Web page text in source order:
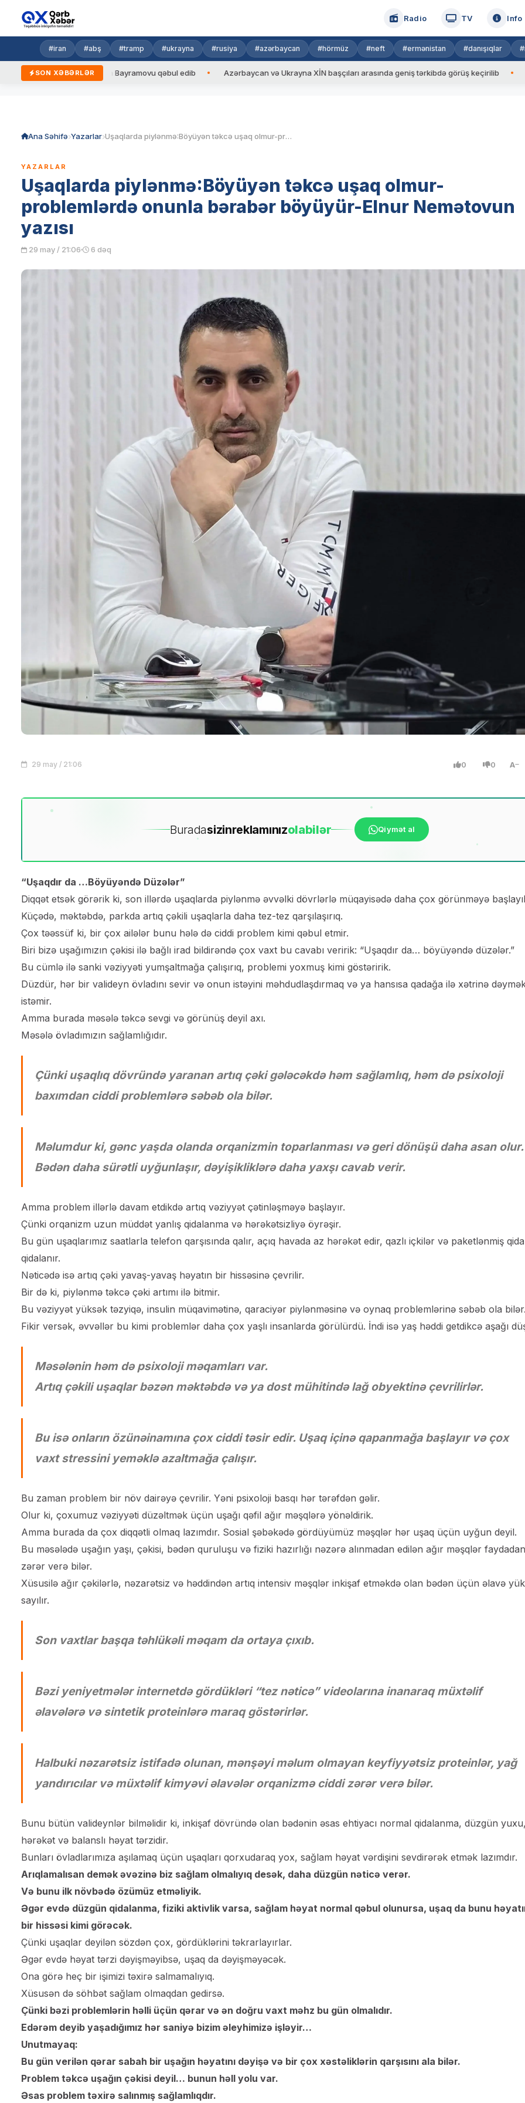
Radio TV Info
#iran #abş #tramp #ukrayna #rusiya #azərbaycan #hörmüz #neft #ermənistan #danışıqlar
SON XƏBƏRLƏR
Ceyhun Bayramovu qəbul edib Azərbaycan və Ukrayna XİN başçıları arasında geniş tərkibdə görüş keçirilib Vladimir Putin
Ana Səhifə Yazarlar Uşaqlarda piylənmə:Böyüyən təkcə uşaq olmur-problemlərdə onunla bərabər böyüyür-Elnur Nemətovun yazısı
YAZARLAR
Uşaqlarda piylənmə:Böyüyən təkcə uşaq olmur-
problemlərdə onunla bərabər böyüyür-Elnur Nemətovun
yazısı
29 may / 21:06 6 dəq
29 may / 21:06 0 0 A
Buradasizinreklamınızolabilər Qiymət al
“Uşaqdır da …Böyüyəndə Düzələr”
Diqqət etsək görərik ki, son illərdə uşaqlarda piylənmə əvvəlki dövrlərlə müqayisədə daha çox görünməyə
Küçədə, məktəbdə, parkda artıq çəkili uşaqlarla daha tez-tez qarşılaşırıq.
Çox təəssüf ki, bir çox ailələr bunu hələ də ciddi problem kimi qəbul etmir.
Biri bizə uşağımızın çəkisi ilə bağlı irad bildirəndə çox vaxt bu cavabı veririk: “Uşaqdır da… böyüyəndə düzələr.”
Bu cümlə ilə sanki vəziyyəti yumşaltmağa çalışırıq, problemi yoxmuş kimi göstəririk.
Düzdür, hər bir valideyn övladını sevir və onun istəyini məhdudlaşdırmaq və ya hansısa qadağa ilə xətrinə
istəmir.
Amma burada məsələ təkcə sevgi və görünüş deyil axı.
Məsələ övladımızın sağlamlığıdır.
Çünki uşaqlıq dövründə yaranan artıq çəki gələcəkdə həm sağlamlıq, həm də psixoloji
baxımdan ciddi problemlərə səbəb ola bilər.
Məlumdur ki, gənc yaşda olanda orqanizmin toparlanması və geri dönüşü daha asan olur.
Bədən daha sürətli uyğunlaşır, dəyişikliklərə daha yaxşı cavab verir.
Amma problem illərlə davam etdikdə artıq vəziyyət çətinləşməyə başlayır.
Çünki orqanizm uzun müddət yanlış qidalanma və hərəkətsizliyə öyrəşir.
Bu gün uşaqlarımız saatlarla telefon qarşısında qalır, açıq havada az hərəkət edir, qazlı içkilər və paketlənmiş
qidalanır.
Nəticədə isə artıq çəki yavaş-yavaş həyatın bir hissəsinə çevrilir.
Bir də ki, piylənmə təkcə çəki artımı ilə bitmir.
Bu vəziyyət yüksək təzyiqə, insulin müqavimətinə, qaraciyər piylənməsinə və oynaq problemlərinə səbəb ola bilər.
Fikir versək, əvvəllər bu kimi problemlər daha çox yaşlı insanlarda görülürdü. İndi isə yaş həddi getdikcə aşağı
Məsələnin həm də psixoloji məqamları var.
Artıq çəkili uşaqlar bəzən məktəbdə və ya dost mühitində lağ obyektinə çevrilirlər.
Bu isə onların özünəinamına çox ciddi təsir edir. Uşaq içinə qapanmağa başlayır və çox
vaxt stressini yeməklə azaltmağa çalışır.
Bu zaman problem bir növ dairəyə çevrilir. Yəni psixoloji basqı hər tərəfdən gəlir.
Olur ki, çoxumuz vəziyyəti düzəltmək üçün uşağı qəfil ağır məşqlərə yönəldirik.
Amma burada da çox diqqətli olmaq lazımdır. Sosial şəbəkədə gördüyümüz məşqlər hər uşaq üçün uyğun deyil.
Bu məsələdə uşağın yaşı, çəkisi, bədən quruluşu və fiziki hazırlığı nəzərə alınmadan edilən ağır məşqlər
zərər verə bilər.
Xüsusilə ağır çəkilərlə, nəzarətsiz və həddindən artıq intensiv məşqlər inkişaf etməkdə olan bədən üçün əlavə yük
sayılır.
Son vaxtlar başqa təhlükəli məqam da ortaya çıxıb.
Bəzi yeniyetmələr internetdə gördükləri “tez nəticə” videolarına inanaraq müxtəlif
əlavələrə və sintetik proteinlərə maraq göstərirlər.
Halbuki nəzarətsiz istifadə olunan, mənşəyi məlum olmayan keyfiyyətsiz proteinlər, yağ
yandırıcılar və müxtəlif kimyəvi əlavələr orqanizmə ciddi zərər verə bilər.
Bunu bütün valideynlər bilməlidir ki, inkişaf dövründə olan bədənin əsas ehtiyacı normal qidalanma, düzgün yuxu,
hərəkət və balanslı həyat tərzidir.
Bunları övladlarımıza aşılamaq üçün uşaqları qorxudaraq yox, sağlam həyat vərdişini sevdirərək etmək lazımdır.
Arıqlamalısan demək əvəzinə biz sağlam olmalıyıq desək, daha düzgün nəticə verər.
Və bunu ilk növbədə özümüz etməliyik.
Əgər evdə düzgün qidalanma, fiziki aktivlik varsa, sağlam həyat normal qəbul olunursa, uşaq da bunu
bir hissəsi kimi görəcək.
Çünki uşaqlar deyilən sözdən çox, gördüklərini təkrarlayırlar.
Əgər evdə həyat tərzi dəyişməyibsə, uşaq da dəyişməyəcək.
Ona görə heç bir işimizi təxirə salmamalıyıq.
Xüsusən də söhbət sağlam olmaqdan gedirsə.
Çünki bəzi problemlərin həlli üçün qərar və ən doğru vaxt məhz bu gün olmalıdır.
Edərəm deyib yaşadığımız hər saniyə bizim əleyhimizə işləyir…
Unutmayaq:
Bu gün verilən qərar sabah bir uşağın həyatını dəyişə və bir çox xəstəliklərin qarşısını ala bilər.
Problem təkcə uşağın çəkisi deyil… bunun həll yolu var.
Əsas problem təxirə salınmış sağlamlıqdır.